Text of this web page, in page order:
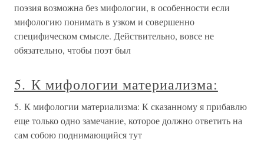
поэзия возможна без мифологии, в особенности если
мифологию понимать в узком и совершенно
специфическом смысле. Действительно, вовсе не
обязательно, чтобы поэт был
5. К мифологии материализма:
5. К мифологии материализма: К сказанному я прибавлю
еще только одно замечание, которое должно ответить на
сам собою поднимающийся тут